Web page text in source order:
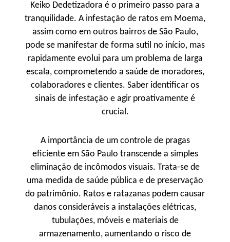
Keiko Dedetizadora é o primeiro passo para a
tranquilidade. A infestação de ratos em Moema,
assim como em outros bairros de São Paulo,
pode se manifestar de forma sutil no início, mas
rapidamente evolui para um problema de larga
escala, comprometendo a saúde de moradores,
colaboradores e clientes. Saber identificar os
sinais de infestação e agir proativamente é
crucial.
A importância de um controle de pragas
eficiente em São Paulo transcende a simples
eliminação de incômodos visuais. Trata-se de
uma medida de saúde pública e de preservação
do patrimônio. Ratos e ratazanas podem causar
danos consideráveis a instalações elétricas,
tubulações, móveis e materiais de
armazenamento, aumentando o risco de